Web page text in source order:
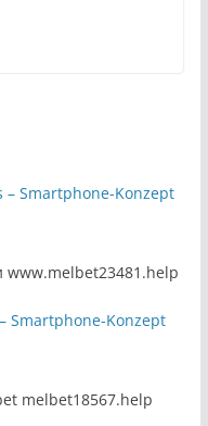
– Smartphone-Konzept
www.melbet23481.help
Smartphone-Konzept
melbet18567.help